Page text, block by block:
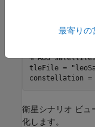
% Add
tleFile =
constellation
衛星シナリオ ビュ
化します。
最寄りの